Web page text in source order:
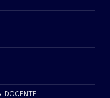
DOCENTE